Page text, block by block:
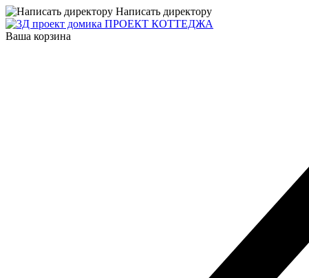
Написать директору
ПРОЕКТ КОТТЕДЖА
Ваша корзина